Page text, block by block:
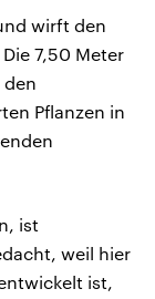
wirft den
7,50 Meter
Pflanzen in
ist
weil hier
ist,